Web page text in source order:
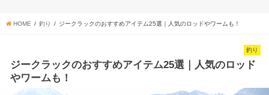
HOME 釣り ジークラックのおすすめアイテム25選｜人気のロッドやワームも！
釣り
ジークラックのおすすめアイテム25選｜人気のロッド
やワームも！